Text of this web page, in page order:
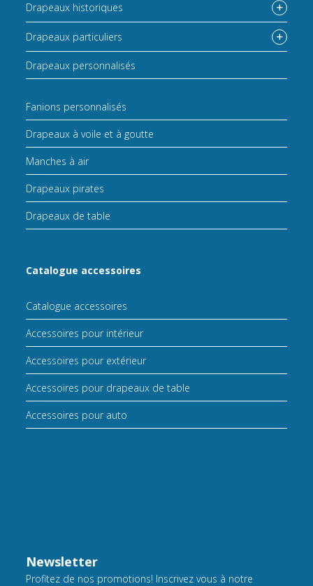
Drapeaux historiques
Drapeaux particuliers
Drapeaux personnalisés
Fanions personnalisés
Drapeaux à voile et à goutte
Manches à air
Drapeaux pirates
Drapeaux de table
Catalogue accessoires
Catalogue accessoires
Accessoires pour intérieur
Accessoires pour extérieur
Accessoires pour drapeaux de table
Accessoires pour auto
Newsletter
Profitez de nos promotions! Inscrivez vous à notre